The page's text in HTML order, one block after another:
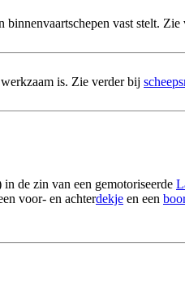
binnenvaartschepen vast stelt. Zie
werkzaam is. Zie verder bij
de zin van een gemotoriseerde
voor- en achterdekje en een